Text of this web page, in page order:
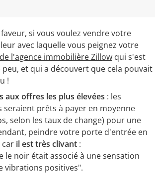
si vous voulez vendre votre
avec laquelle vous peignez votre
l'agence immobilière Zillow qui s'est
et qui a découvert que cela pouvait
!
aux offres les plus élevées : les
prêts à payer en moyenne
selon les taux de change) pour une
peindre votre porte d'entrée en
car il est très clivant :
noir était associé à une sensation
vibrations positives".